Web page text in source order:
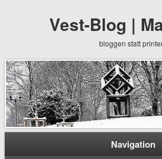
Vest-Blog |
bloggen statt
Navigation